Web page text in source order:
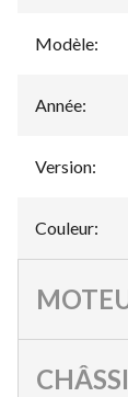
Modèle:
Année:
Version:
Couleur: